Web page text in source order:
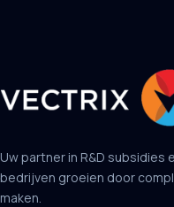
Uw partner in R&D subsidies
bedrijven groeien door
maken.